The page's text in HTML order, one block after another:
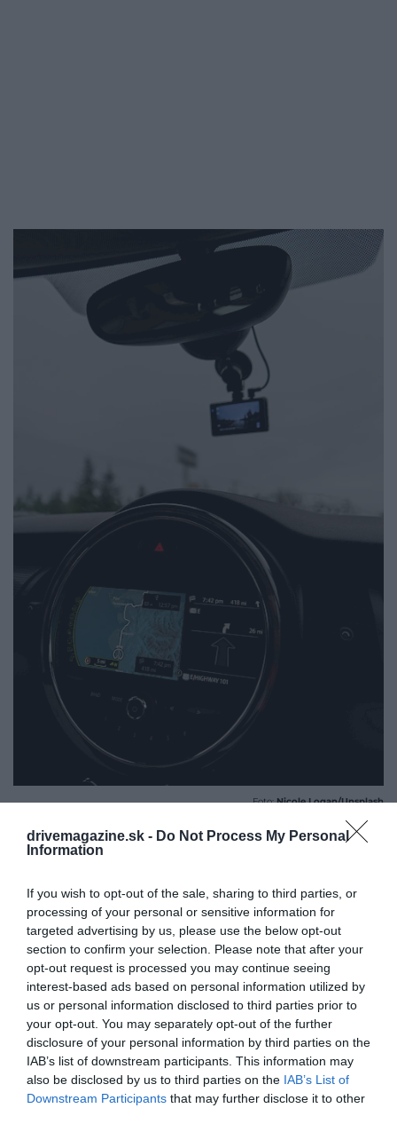
drivemagazine.sk - Do Not Process My Personal
Information
If you wish to opt-out of the sale, sharing to third parties, or
processing of your personal or sensitive information for
targeted advertising by us, please use the below opt-out
section to confirm your selection. Please note that after your
opt-out request is processed you may continue seeing
interest-based ads based on personal information utilized by
us or personal information disclosed to third parties prior to
your opt-out. You may separately opt-out of the further
disclosure of your personal information by third parties on the
IAB’s list of downstream participants. This information may
also be disclosed by us to third parties on the IAB’s List of
Downstream Participants that may further disclose it to other
Foto:Nicole Logan/Unsplash
TIP DRIVE MAGAZINE:
Pred cestou do Rakúska
skontrolujte nastavenia
autokameru. Ak nemá event-only
režim, radšej ju vypnite. Pokuta
môže byť vyššia ako za
prekročenie rýchlosti.